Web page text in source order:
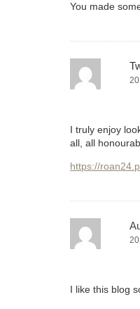
You made
I truly enjoy
all, all
https://
I like this blog